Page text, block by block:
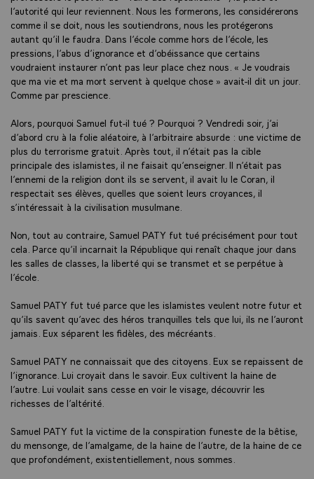
l’autorité qui leur reviennent. Nous les formerons, les considérerons
comme il se doit, nous les soutiendrons, nous les protégerons
autant qu’il le faudra. Dans l’école comme hors de l’école, les
pressions, l’abus d’ignorance et d’obéissance que certains
voudraient instaurer n’ont pas leur place chez nous. « Je voudrais
que ma vie et ma mort servent à quelque chose » avait-il dit un jour.
Comme par prescience.
Alors, pourquoi Samuel fut-il tué ? Pourquoi ? Vendredi soir, j’ai
d’abord cru à la folie aléatoire, à l’arbitraire absurde : une victime de
plus du terrorisme gratuit. Après tout, il n’était pas la cible
principale des islamistes, il ne faisait qu’enseigner. Il n’était pas
l’ennemi de la religion dont ils se servent, il avait lu le Coran, il
respectait ses élèves, quelles que soient leurs croyances, il
s’intéressait à la civilisation musulmane.
Non, tout au contraire, Samuel PATY fut tué précisément pour tout
cela. Parce qu’il incarnait la République qui renaît chaque jour dans
les salles de classes, la liberté qui se transmet et se perpétue à
l’école.
Samuel PATY fut tué parce que les islamistes veulent notre futur et
qu’ils savent qu’avec des héros tranquilles tels que lui, ils ne l’auront
jamais. Eux séparent les fidèles, des mécréants.
Samuel PATY ne connaissait que des citoyens. Eux se repaissent de
l’ignorance. Lui croyait dans le savoir. Eux cultivent la haine de
l’autre. Lui voulait sans cesse en voir le visage, découvrir les
richesses de l’altérité.
Samuel PATY fut la victime de la conspiration funeste de la bêtise,
du mensonge, de l’amalgame, de la haine de l’autre, de la haine de ce
que profondément, existentiellement, nous sommes.